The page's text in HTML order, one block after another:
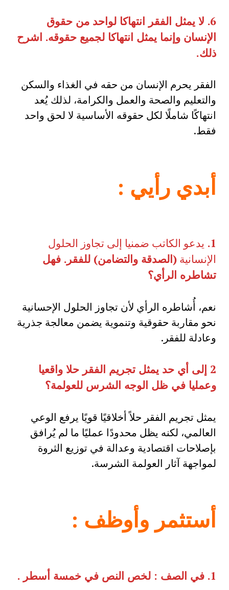
6. لا يمثل الفقر انتهاكا لواحد من حقوق
الإنسان وإنما يمثل انتهاكا لجميع حقوقه. اشرح
ذلك.
الفقر يحرم الإنسان من حقه في الغذاء والسكن
والتعليم والصحة والعمل والكرامة، لذلك يُعد
انتهاكًا شاملًا لكل حقوقه الأساسية لا لحق واحد
فقط.
أبدي رأيي :
1. يدعو الكاتب ضمنيا إلى تجاوز الحلول
الإنسانية (الصدقة والتضامن) للفقر. فهل
تشاطره الرأي؟
نعم، أُشاطره الرأي لأن تجاوز الحلول الإحسانية
نحو مقاربة حقوقية وتنموية يضمن معالجة جذرية
وعادلة للفقر.
2 إلى أي حد يمثل تجريم الفقر حلا واقعيا
وعمليا في ظل الوجه الشرس للعولمة؟
يمثل تجريم الفقر حلاً أخلاقيًا قويًا يرفع الوعي
العالمي، لكنه يظل محدودًا عمليًا ما لم يُرافق
بإصلاحات اقتصادية وعدالة في توزيع الثروة
لمواجهة آثار العولمة الشرسة.
أستثمر وأوظف :
1. في الصف : لخص النص في خمسة أسطر .